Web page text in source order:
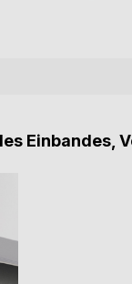
Einbandes,